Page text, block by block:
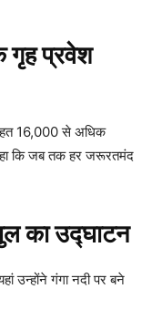
गृह प्रवेश
16,000 से अधिक
कहा कि जब तक हर जरूरतमंद
का उद्घाटन
उन्होंने गंगा नदी पर बने